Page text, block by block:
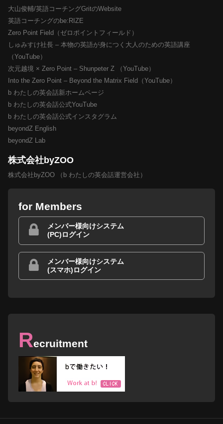
大山俊輔/英語コーチングGritのWebsite
英語コーチングのbe:RIZE
Zero Point Field（ゼロポイントフィールド）
しゅみすけ社長 – 本物の英語が身につく大人のための英語講座
（YouTube）
次元越境 × Zero Point – Shunpeter Z （YouTube）
Into the Zero Point – Beyond the Matrix Field（YouTube）
b わたしの英会話新ホームページ
b わたしの英会話公式YouTube
b わたしの英会話公式インスタグラム
beyondZ English
beyondZ Lab
株式会社byZOO
株式会社byZOO （b わたしの英会話運営会社）
for Members
メンバー様向けシステム
(PC)ログイン
メンバー様向けシステム
(スマホ)ログイン
Recruitment